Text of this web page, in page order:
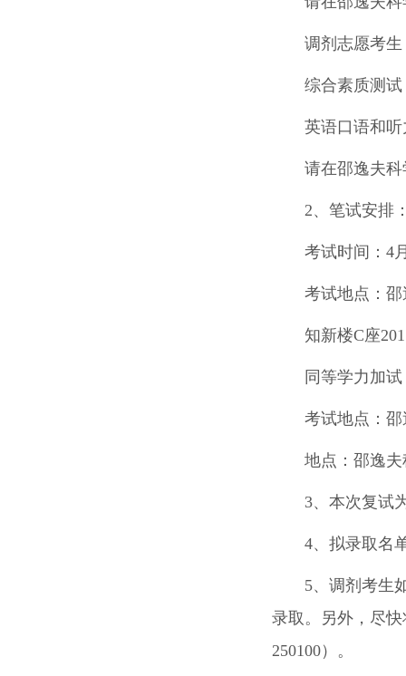
调剂志愿考生
综合素质测
英语口语和
请在邵逸夫
2、笔试安排
考试时间：4
考试地点：
知新楼C座
同等学力加
考试地点：
地点：邵逸夫
3、本次复试
4、拟录取名
5、调剂考生
录取。另外，尽
250100）。